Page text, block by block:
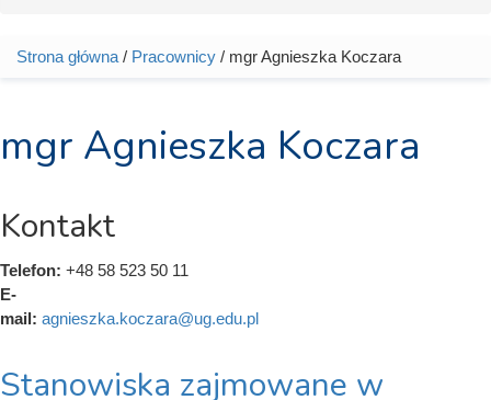
Jesteś tutaj
Strona główna / Pracownicy / mgr Agnieszka Koczara
mgr Agnieszka Koczara
Kontakt
Telefon: +48 58 523 50 11
E-
mail: agnieszka.koczara@ug.edu.pl
Stanowiska zajmowane w